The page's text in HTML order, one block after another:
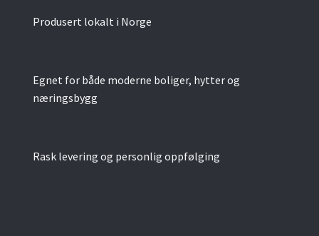
Produsert lokalt i Norge
Egnet for både moderne boliger, hytter og
næringsbygg
Rask levering og personlig oppfølging